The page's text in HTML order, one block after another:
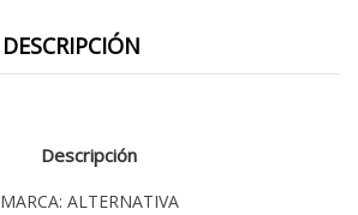
DESCRIPCIÓN
Descripción
MARCA: ALTERNATIVA